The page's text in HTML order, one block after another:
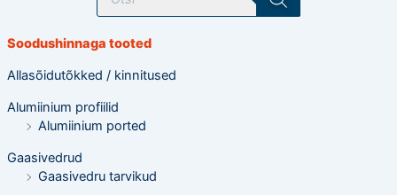
o
t
o
t
s
i
n
g
Soodushinnaga tooted
Allasõidutõkked / kinnitused
Alumiinium profiilid
Alumiinium ported
Gaasivedrud
Gaasivedru tarvikud